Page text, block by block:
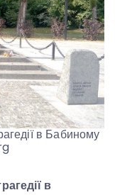
в Бабиному
в